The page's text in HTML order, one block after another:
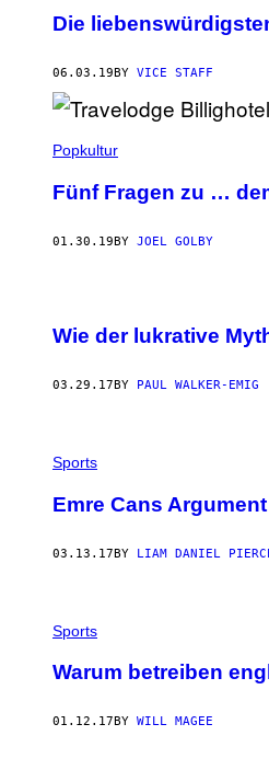
Die
06.03.19 BY VICE STAFF
Popkultur
Fünf Fragen zu …
01.30.19BY JOEL GOLBY
Wie der lukrative
03.29.17 BY PAUL WALKER-EMIG
Sports
Emre Cans
03.13.17BY LIAM DANIEL
Sports
Warum betreiben
01.12.17 BY WILL MAGEE